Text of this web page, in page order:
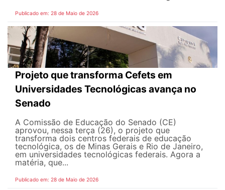
Publicado em: 28 de Maio de 2026
Projeto que transforma Cefets em
Universidades Tecnológicas avança no
Senado
A Comissão de Educação do Senado (CE)
aprovou, nessa terça (26), o projeto que
transforma dois centros federais de educação
tecnológica, os de Minas Gerais e Rio de Janeiro,
em universidades tecnológicas federais. Agora a
matéria, que...
Publicado em: 28 de Maio de 2026